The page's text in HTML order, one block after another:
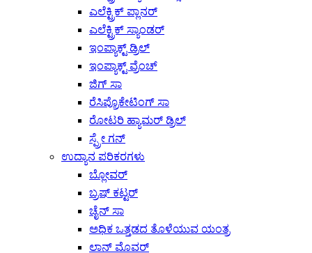
ಎಲೆಕ್ಟ್ರಿಕ್ ಪ್ಲಾನರ್
ಎಲೆಕ್ಟ್ರಿಕ್ ಸ್ಯಾಂಡರ್
ಇಂಪ್ಯಾಕ್ಟ್ ಡ್ರಿಲ್
ಇಂಪ್ಯಾಕ್ಟ್ ವ್ರೆಂಚ್
ಜಿಗ್ ಸಾ
ರೆಸಿಪ್ರೊಕೇಟಿಂಗ್ ಸಾ
ರೋಟರಿ ಹ್ಯಾಮರ್ ಡ್ರಿಲ್
ಸ್ಪ್ರೇ ಗನ್
ಉದ್ಯಾನ ಪರಿಕರಗಳು
ಬ್ಲೋವರ್
ಬ್ರಷ್ ಕಟ್ಟರ್
ಚೈನ್ ಸಾ
ಅಧಿಕ ಒತ್ತಡದ ತೊಳೆಯುವ ಯಂತ್ರ
ಲಾನ್ ಮೊವರ್